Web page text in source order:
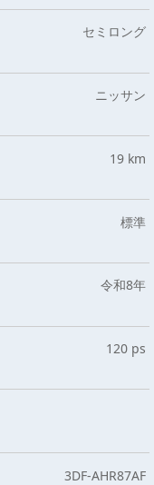
セミロング
ニッサン
19 km
標準
令和8年
120 ps
3DF-AHR87AF